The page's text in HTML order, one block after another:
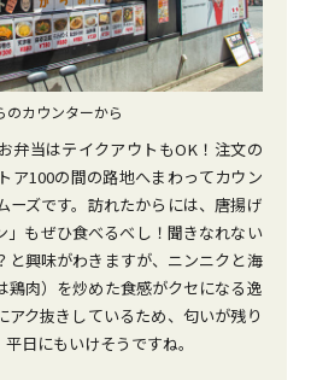
のカウンターから
弁当はテイクアウトもOK！注文の
ア100の間の路地へまわってカウン
ーズです。訪れたからには、唐揚げ
」もぜひ食べるべし！聞きなれない
と興味がわきますが、ニンニクと海
鶏肉）を炒めた食感がクセになる逸
アク抜きしているため、匂いが残り
日にもいけそうですね。